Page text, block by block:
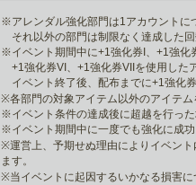
※アレンダル強化部門は1アカウントに
それ以外の部門は制限なく達成した
※イベント期間中に+1強化券I、+1強化
+1強化券VI、+1強化券VIIを使用した
イベント終了後、配布までに+1強化
※各部門の対象アイテム以外のアイテ
※イベント条件の達成後に超越を行っ
※イベント期間中に一度でも強化に成
※運営上、予期せぬ理由によりイベン
ます。
※当イベントに起因するいかなる損害